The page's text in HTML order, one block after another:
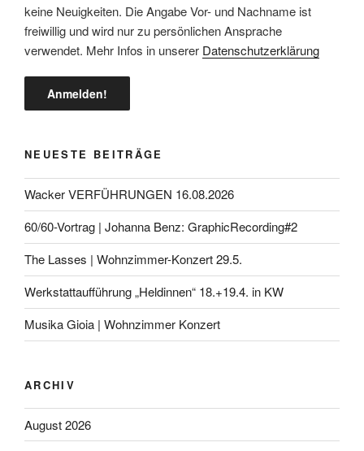
keine Neuigkeiten. Die Angabe Vor- und Nachname ist
freiwillig und wird nur zu persönlichen Ansprache
verwendet. Mehr Infos in unserer Datenschutzerklärung
NEUESTE BEITRÄGE
Wacker VERFÜHRUNGEN 16.08.2026
60/60-Vortrag | Johanna Benz: GraphicRecording#2
The Lasses | Wohnzimmer-Konzert 29.5.
Werkstattaufführung „Heldinnen“ 18.+19.4. in KW
Musika Gioia | Wohnzimmer Konzert
ARCHIV
August 2026